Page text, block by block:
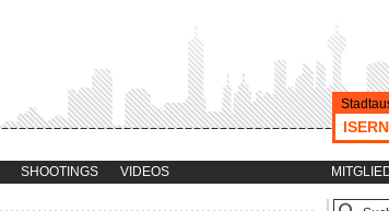
SHOOTINGS VIDEOS